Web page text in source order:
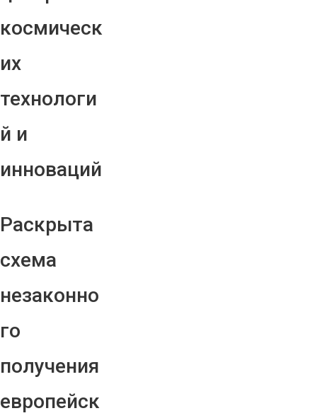
космическ
их
технологи
й и
инноваций
Раскрыта
схема
незаконно
го
получения
европейск